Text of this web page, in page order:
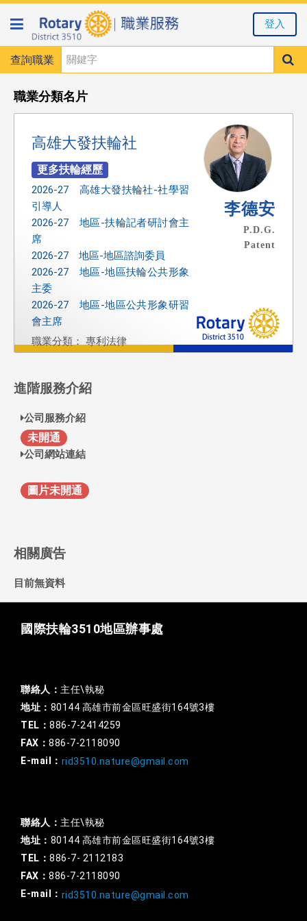
查詢職業
登入
職業分類名片
高雄大發扶輪社
2026-27 高雄大發扶輪社-社學習
引導人
2026-27 地區-扶輪記者研討會主
席
2026-27 地區-地區諮詢委員
2026-27 地區-地區扶輪公共形象
主委
2026-27 地區-地區公共形象研習
會主席
職業分類： 專利法律
service@well-chief.com.tw
李德安
P.D.G.
Patent
進階服務介紹
公司服務介紹
未開通
公司網站連結
圖片未開通
相關廣告
目前無資料
國際扶輪3510地區辦事處
聯絡人： 主任\執秘
地址： 80144 高雄市前金區旺盛街164號3樓
TEL： 886-7-2414259
FAX： 886-7-2118090
E-mail： rid3510.nature@gmail.com
聯絡人： 主任\執秘
地址： 80144 高雄市前金區旺盛街164號3樓
TEL： 886-7- 2112183
FAX： 886-7-2118090
E-mail： rid3510.nature@gmail.com